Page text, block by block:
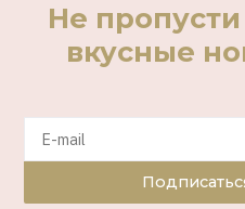
Не
вкусные